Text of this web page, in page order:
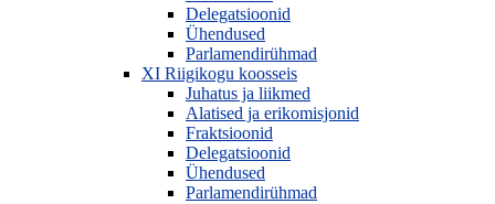
Delegatsioonid
Ühendused
Parlamendirühmad
XI Riigikogu koosseis
Juhatus ja liikmed
Alatised ja erikomisjonid
Fraktsioonid
Delegatsioonid
Ühendused
Parlamendirühmad